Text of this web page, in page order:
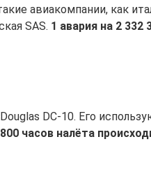
авиакомпании, как
SAS. 1 авария на 2 332
DC-10. Его
часов налёта